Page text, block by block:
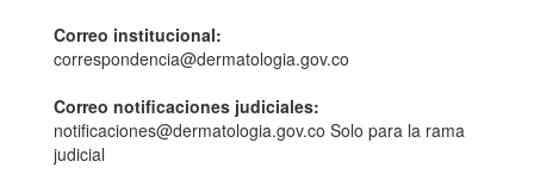
Correo institucional:
correspondencia@dermatologia.gov.co
Correo notificaciones judiciales:
notificaciones@dermatologia.gov.co Solo para la rama
judicial